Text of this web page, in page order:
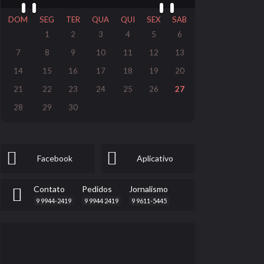
DOM SEG TER QUA QUI SEX
SAB
1
2 3 4 5
6
7
8 9 10 11 12
13
14
15 16 17 18 19
20
21
22 23 24 25 26
27
28
29 30
Facebook Aplicativo
Contato
9 9944-2419
Pedidos
9 9944 2419
Jornalismo
9 9611-5445